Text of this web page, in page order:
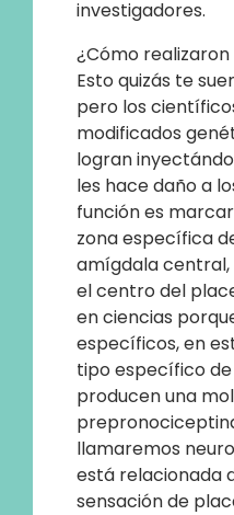
investigadores.
¿Cómo
Esto quizás te
pero los
modificados
logran
les hace daño a
función es
zona específica
amígdala
el centro del
en ciencias
específicos, en
tipo específico
producen una
llamaremos
está relacionada
sensación de